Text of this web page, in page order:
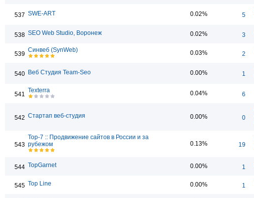
537 SWE-ART 0.02% 5
538 SEO Web Studio, Воронеж 0.02% 3
539
Синвеб (SynWeb) 0.03% 2
540 Веб Студия Team-Seo 0.00% 1
541
Texterra 0.04% 6
542 Стартап веб-студия 0.00% 0
543
Top-7 :: Продвижение сайтов в России и за
рубежом
0.13% 19
544 TopGarnet 0.00% 1
545 Top Line 0.00% 1